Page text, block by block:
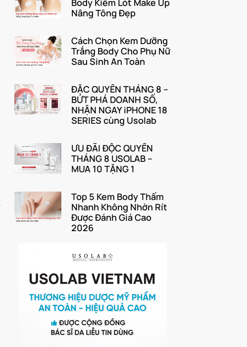
Body Kiêm Lót Make Up
Nâng Tông Đẹp
Cách Chọn Kem Dưỡng
Trắng Body Cho Phụ Nữ
Sau Sinh An Toàn
ĐẶC QUYỀN THÁNG 8 –
BỨT PHÁ DOANH SỐ,
NHẬN NGAY iPHONE 18
SERIES cùng Usolab
ƯU ĐÃI ĐỘC QUYỀN
THÁNG 8 USOLAB –
MUA 10 TẶNG 1
Top 5 Kem Body Thấm
Nhanh Không Nhờn Rít
Được Đánh Giá Cao
2026